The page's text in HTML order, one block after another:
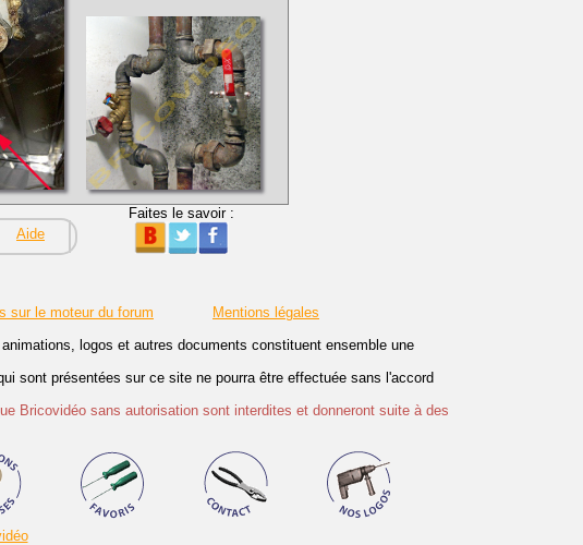
Aide
Faites le savoir :
sur le moteur du forum
Mentions légales
logos et autres documents constituent ensemble une
sont présentées sur ce site ne pourra être effectuée sans l'accord
Bricovidéo sans autorisation sont interdites et donneront suite à des